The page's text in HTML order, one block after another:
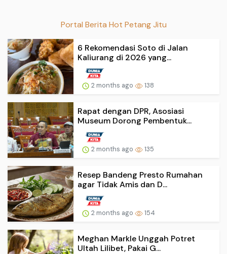
Portal Berita Hot Petang Jitu
6 Rekomendasi Soto di Jalan
Kaliurang di 2026 yang...
2 months ago 138
Rapat dengan DPR, Asosiasi
Museum Dorong Pembentuk...
2 months ago 135
Resep Bandeng Presto Rumahan
agar Tidak Amis dan D...
2 months ago 154
Meghan Markle Unggah Potret
Ultah Lilibet, Pakai G...